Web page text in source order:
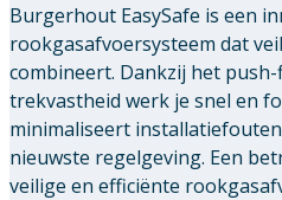
Burgerhout EasySafe is een
rookgasafvoersysteem dat
combineert. Dankzij het
trekvastheid werk je snel en
minimaliseert
nieuwste regelgeving. Een
veilige en efficiënte